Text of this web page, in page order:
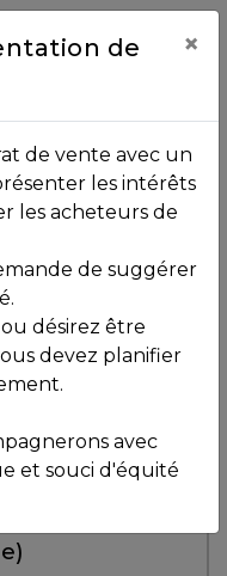
de
×
de vente avec un
les intérêts
les acheteurs de
de suggérer
désirez être
devez planifier
avec
et souci d'équité